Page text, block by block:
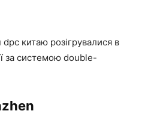
dpc китаю розігрувалися в
за системою double-